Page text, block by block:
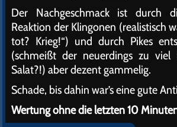
Der Nachgeschmack ist durch
Reaktion der Klingonen (realistisch
tot? Krieg!“) und durch Pikes
(schmeißt der neuerdings zu
Salat?!) aber dezent gammelig.
Schade, bis dahin war’s eine gute
Wertung ohne die letzten 10